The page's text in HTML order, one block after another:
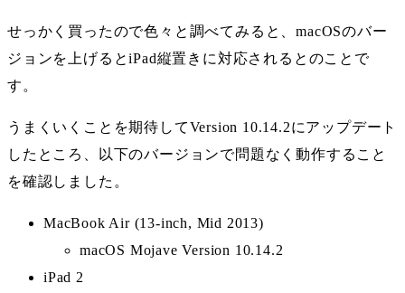
せっかく買ったので色々と調べてみると、macOSのバー
ジョンを上げるとiPad縦置きに対応されるとのことで
す。
うまくいくことを期待してVersion 10.14.2にアップデート
したところ、以下のバージョンで問題なく動作すること
を確認しました。
MacBook Air (13-inch, Mid 2013)
macOS Mojave Version 10.14.2
iPad 2